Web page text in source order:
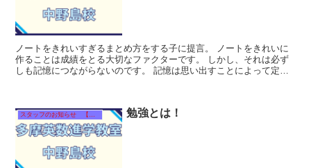
ノートをきれいすぎるまとめ方をする子に提言。 ノートをきれいに
作ることは成績をとる大切なファクターです。 しかし、それは必ず
しも記憶につながらないのです。 記憶は思い出すことによって定着
スタッフのお知らせ 【それぞれのタイトルをクリック！】 勉強とは！